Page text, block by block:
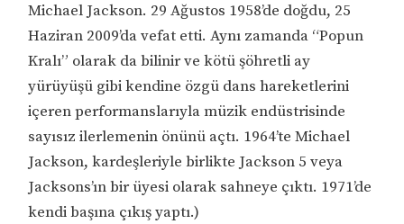
Michael Jackson. 29 Ağustos 1958’de doğdu, 25
Haziran 2009’da vefat etti. Aynı zamanda “Popun
Kralı” olarak da bilinir ve kötü şöhretli ay
yürüyüşü gibi kendine özgü dans hareketlerini
içeren performanslarıyla müzik endüstrisinde
sayısız ilerlemenin önünü açtı. 1964’te Michael
Jackson, kardeşleriyle birlikte Jackson 5 veya
Jacksons’ın bir üyesi olarak sahneye çıktı. 1971’de
kendi başına çıkış yaptı.)